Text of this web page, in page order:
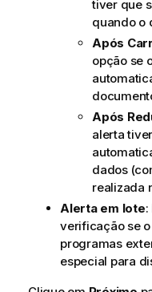
tiver que
quando o
Após
opção se
Após
alerta
dados
realizada
Alerta em lote
verificação se
programas
especial para